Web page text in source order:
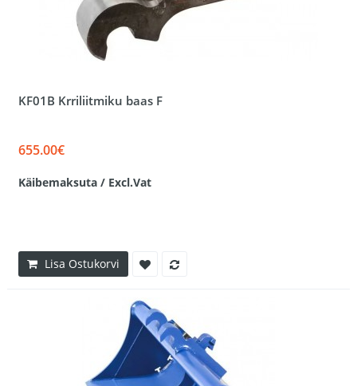
KF01B Krriliitmiku baas F
655.00€
Käibemaksuta / Excl.Vat
Lisa Ostukorvi